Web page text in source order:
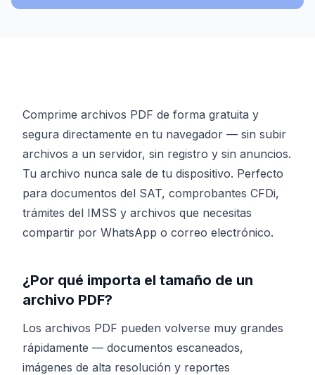
Comprime archivos PDF de forma gratuita y
segura directamente en tu navegador — sin subir
archivos a un servidor, sin registro y sin anuncios.
Tu archivo nunca sale de tu dispositivo. Perfecto
para documentos del SAT, comprobantes CFDi,
trámites del IMSS y archivos que necesitas
compartir por WhatsApp o correo electrónico.
¿Por qué importa el tamaño de un
archivo PDF?
Los archivos PDF pueden volverse muy grandes
rápidamente — documentos escaneados,
imágenes de alta resolución y reportes